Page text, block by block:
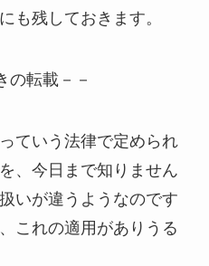
も残しておきます。
の転載－－
ていう法律で定められ
、今日まで知りません
いが違うようなのです
これの適用がありうる